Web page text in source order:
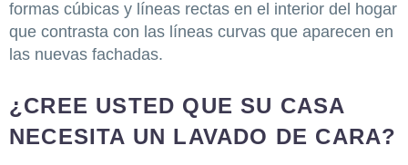
formas cúbicas y líneas rectas en el interior del hogar
que contrasta con las líneas curvas que aparecen en
las nuevas fachadas.
¿CREE USTED QUE SU CASA
NECESITA UN LAVADO DE CARA?